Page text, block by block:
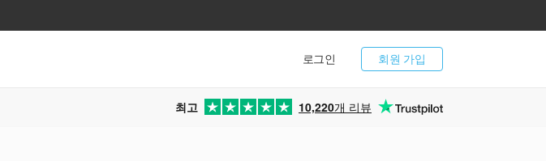
회원 가입
로그인
최고 10,220개 리뷰